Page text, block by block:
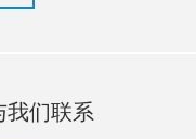
我们联系